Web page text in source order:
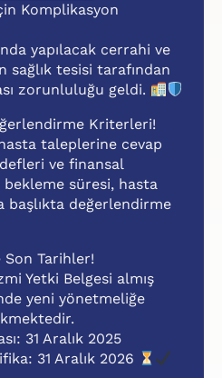
Komplikasyon
yapılacak cerrahi ve
sağlık tesisi tarafından
zorunluluğu geldi.
Kriterleri!
taleplerine cevap
ve finansal
süresi, hasta
başlıkta değerlendirme
Tarihler!
Yetki Belgesi almış
yeni yönetmeliğe
31 Aralık 2025
31 Aralık 2026